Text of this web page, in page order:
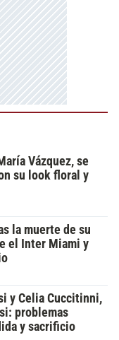
Vázquez, se
su look floral y
la muerte de su
el Inter Miami y
y Celia Cuccitinni,
problemas
y sacrificio